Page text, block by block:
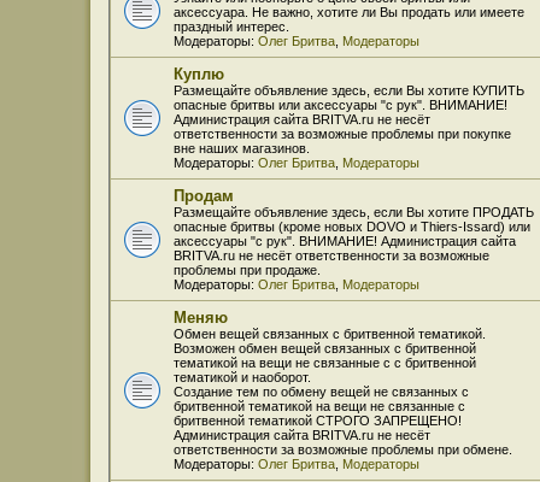
аксессуара. Не важно, хотите ли Вы продать или имеете
праздный интерес.
Модераторы: Олег Бритва Модераторы
Куплю
Размещайте объявление здесь, если Вы хотите КУПИТЬ
опасные бритвы или аксессуары "с рук". ВНИМАНИЕ!
Администрация сайта BRITVA.ru не несёт
ответственности за возможные проблемы при покупке
вне наших магазинов.
Модераторы: Олег Бритва Модераторы
Продам
Размещайте объявление здесь, если Вы хотите ПРОДАТЬ
опасные бритвы (кроме новых DOVO и Thiers-Issard) или
аксессуары "с рук". ВНИМАНИЕ! Администрация сайта
BRITVA.ru не несёт ответственности за возможные
проблемы при продаже.
Модераторы: Олег Бритва Модераторы
Меняю
Обмен вещей связанных с бритвенной тематикой.
Возможен обмен вещей связанных с бритвенной
тематикой на вещи не связанные с с бритвенной
тематикой и наоборот.
Создание тем по обмену вещей не связанных с
бритвенной тематикой на вещи не связанные с
бритвенной тематикой СТРОГО ЗАПРЕЩЕНО!
Администрация сайта BRITVA.ru не несёт
ответственности за возможные проблемы при обмене.
Модераторы: Олег Бритва Модераторы